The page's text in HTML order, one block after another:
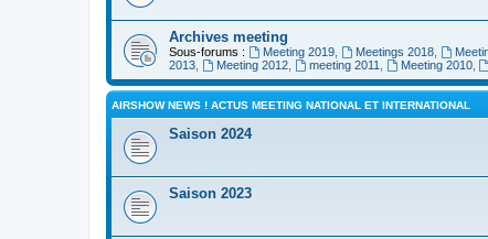
Archives meeting
Sous-forums : Meeting 2019, Meetings 2018,
2013
Meeting 2012, meeting 2011 Meeting 2010,
AIRSHOW NEWS ! ACTUS MEETING NATIONAL ET INTERNATIONAL
Saison 2024
Saison 2023